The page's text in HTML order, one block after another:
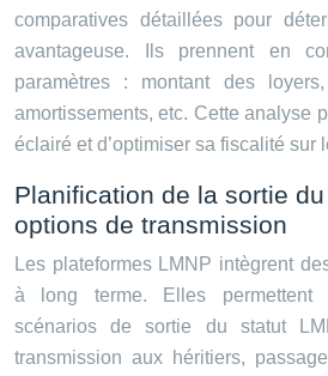
comparatives détaillées pour
avantageuse. Ils prennent en
paramètres : montant des
amortissements, etc. Cette analyse
éclairé et d’optimiser sa fiscalité sur
Planification de la sortie
options de transmission
Les plateformes LMNP intègrent
à long terme. Elles permettent
scénarios de sortie du statut
transmission aux héritiers,